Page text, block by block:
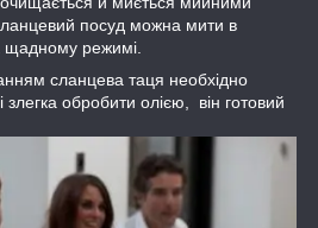
посуд можна мити в
щадному режимі.
сланцева таця необхідно
обробити олією, він готовий